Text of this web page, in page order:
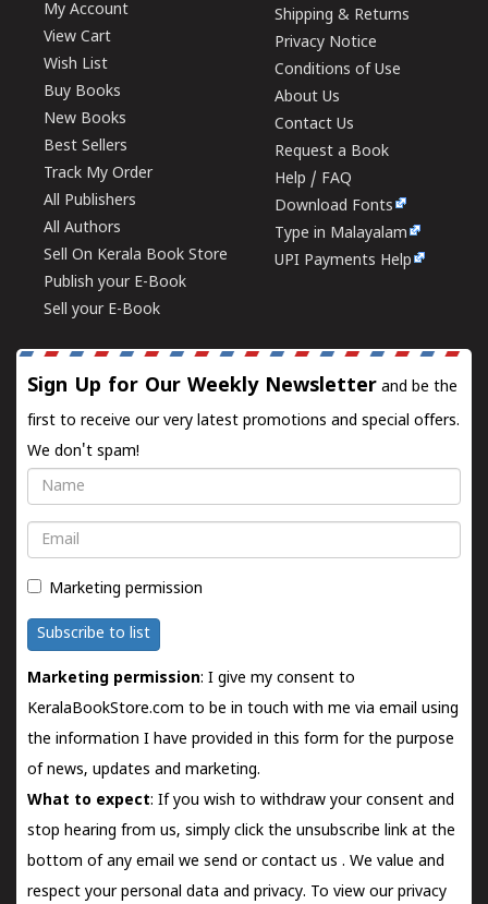
My Account
View Cart
Wish List
Buy Books
New Books
Best Sellers
Track My Order
All Publishers
All Authors
Sell On Kerala Book Store
Publish your E-Book
Sell your E-Book
Shipping & Returns
Privacy Notice
Conditions of Use
About Us
Contact Us
Request a Book
Help / FAQ
Download Fonts
Type in Malayalam
UPI Payments Help
Sign Up for Our Weekly Newsletter and be the
first to receive our very latest promotions and special offers.
We don't spam!
Name
Email
Marketing permission
Subscribe to list
Marketing permission: I give my consent to
KeralaBookStore.com to be in touch with me via email using
the information I have provided in this form for the purpose
of news, updates and marketing.
What to expect: If you wish to withdraw your consent and
stop hearing from us, simply click the unsubscribe link at the
bottom of any email we send orcontact us . We value and
respect your personal data and privacy. To view our privacy